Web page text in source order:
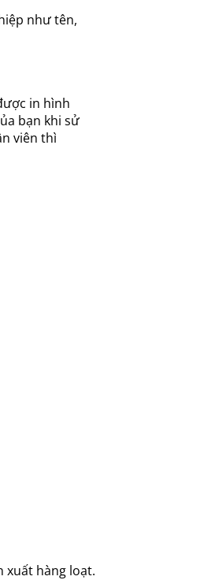
như tên,
in hình
bạn khi sử
viên thì
xuất hàng loạt.